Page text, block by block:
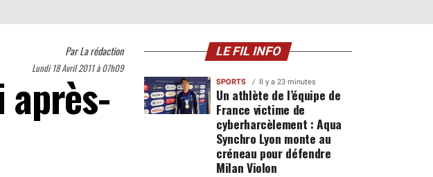
ParLa rédaction
Lundi 18 Avril 2011 à 07h09
après-
LE FIL INFO
SPORTS Il y a 23 minutes
Un athlète de l’équipe de
France victime de
cyberharcèlement : Aqua
Synchro Lyon monte au
créneau pour défendre
Milan Violon